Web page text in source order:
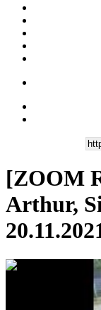
[ZOOM
Arthur,
0:01:58